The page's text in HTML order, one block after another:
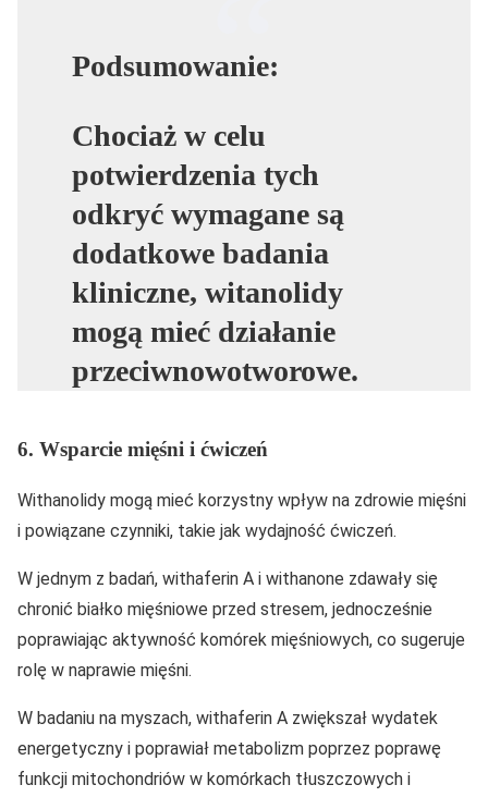
Podsumowanie:
Chociaż w celu
potwierdzenia tych
odkryć wymagane są
dodatkowe badania
kliniczne, witanolidy
mogą mieć działanie
przeciwnowotworowe.
6. Wsparcie mięśni i ćwiczeń
Withanolidy mogą mieć korzystny wpływ na zdrowie mięśni
i powiązane czynniki, takie jak wydajność ćwiczeń.
W jednym z badań, withaferin A i withanone zdawały się
chronić białko mięśniowe przed stresem, jednocześnie
poprawiając aktywność komórek mięśniowych, co sugeruje
rolę w naprawie mięśni.
W badaniu na myszach, withaferin A zwiększał wydatek
energetyczny i poprawiał metabolizm poprzez poprawę
funkcji mitochondriów w komórkach tłuszczowych i